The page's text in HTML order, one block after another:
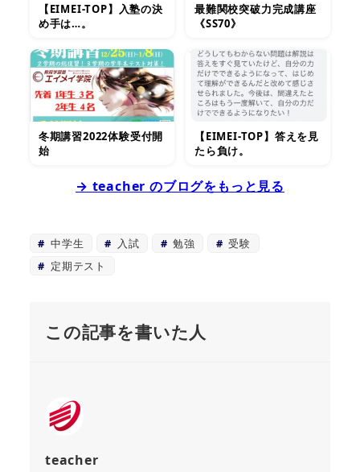
【EIMEI-TOP】入塾の決
め手は…。
最難関校突破力完成講座
《SS70》
冬期講習2022体験受付開
始
【EIMEI-TOP】答えを見
たら負け。
→ teacher のブログをもっと見る
中学生 入試 勉強
受験
定期テスト
この記事を書いた人
teacher